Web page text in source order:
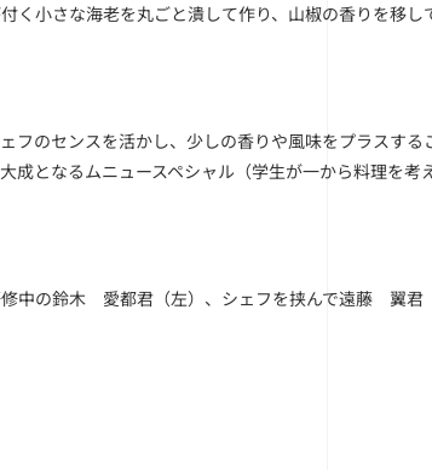
く小さな海老を丸ごと潰して作り、山椒の香りを移
フのセンスを活かし、少しの香りや風味をプラスす
成となるムニュースペシャル（学生が一から料理を考
中の鈴木 愛都君（左）、シェフを挟んで遠藤 翼君